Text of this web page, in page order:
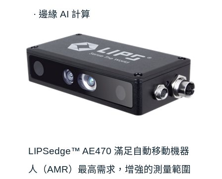
·邊緣 AI 計算
LIPSedge™ AE470 滿足自動移動機器
人（AMR）最高需求，增強的測量範圍